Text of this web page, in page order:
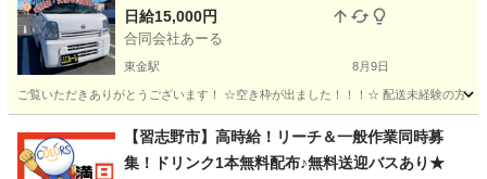
日給15,000円
合同会社あーる
東金駅 8月9日
ご覧いただきありがとうございます！ ☆空き枠が出ました！！！☆ 配送未経験の方
東金駅 配送 ロイヤリティ
【習志野市】高時給！リーチ＆一般作業同時募
集！ドリンク1本無料配布♪無料送迎バスあり★